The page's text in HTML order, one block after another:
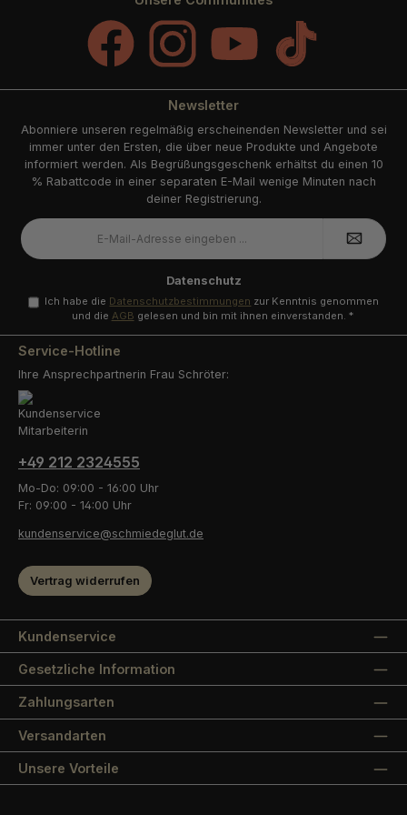
Facebook Instagram YouTube TikTok
Newsletter
Abonniere unseren regelmäßig erscheinenden Newsletter und sei
immer unter den Ersten, die über neue Produkte und Angebote
informiert werden. Als Begrüßungsgeschenk erhältst du einen 10
% Rabattcode in einer separaten E-Mail wenige Minuten nach
deiner Registrierung.
E-
Mail-
Adresse
Datenschutz
Ich habe die Datenschutzbestimmungen zur Kenntnis genommen
und die AGB gelesen und bin mit ihnen einverstanden. *
Service-Hotline
Ihre Ansprechpartnerin Frau Schröter:
+49 212 2324555
Mo-Do: 09:00 - 16:00 Uhr
Fr: 09:00 - 14:00 Uhr
kundenservice@schmiedeglut.de
Vertrag widerrufen
Kundenservice
Gesetzliche Information
Unsere Vorteile
Zahlungsarten
Versandarten